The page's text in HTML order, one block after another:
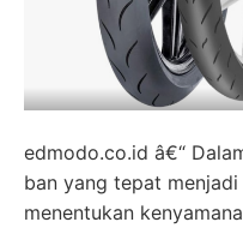
edmodo.co.id â€“
ban yang tepat
menentukan